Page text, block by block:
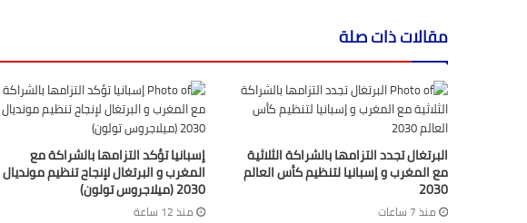
مقالات ذات صلة
البرتغال تجدد التزامها بالشراكة الثلاثية
مع المغرب و إسبانيا لتنظيم كأس العالم
2030
منذ 7 ساعات
إسبانيا تؤكد التزامها بالشراكة مع
المغرب و البرتغال لإنجاح تنظيم مونديال
2030 (ميلاجروس تولون)
منذ 12 ساعة